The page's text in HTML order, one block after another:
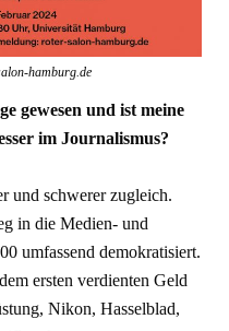
hamburg.de
gewesen und ist meine
im Journalismus?
und schwerer zugleich.
in die Medien- und
umfassend demokratisiert.
ersten verdienten Geld
Nikon, Hasselblad,